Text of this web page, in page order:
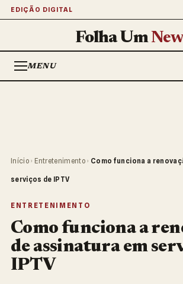
EDIÇÃO DIGITAL
Folha Um
MENU
Início › Entretenimento › Como funciona a
serviços de IPTV
ENTRETENIMENTO
Como funciona a
de assinatura em
IPTV